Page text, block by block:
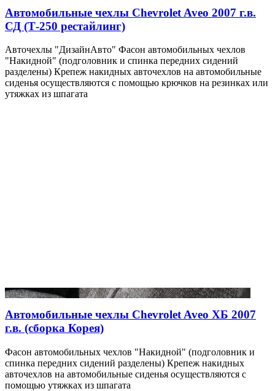
Автомобильные чехлы Chevrolet Aveo 2007 г.в.
СД (Т-250 рестайлинг)
Авточехлы "ДизайнАвто" Фасон автомобильных чехлов
"Накидной" (подголовник и спинка передних сидений
разделены) Крепеж накидных авточехлов на автомобильные
сиденья осуществляются с помощью крючков на резинках или
утяжках из шпагата
Автомобильные чехлы Chevrolet Aveo ХБ 2007
г.в. (сборка Корея)
Фасон автомобильных чехлов "Накидной" (подголовник и
спинка передних сидений разделены) Крепеж накидных
авточехлов на автомобильные сиденья осуществляются с
помощью утяжках из шпагата